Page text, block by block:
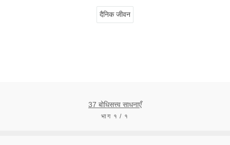
दैनिक जीवन
37 बोधिसत्त्व साधनाएँ
भाग १ / १